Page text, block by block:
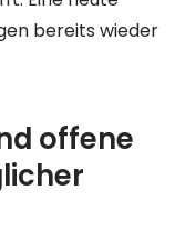
bereits wieder
offene